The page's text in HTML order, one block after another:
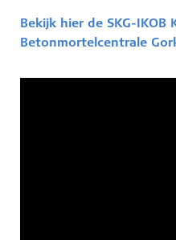
Bekijk hier de SKG-IKOB
Betonmortelcentrale